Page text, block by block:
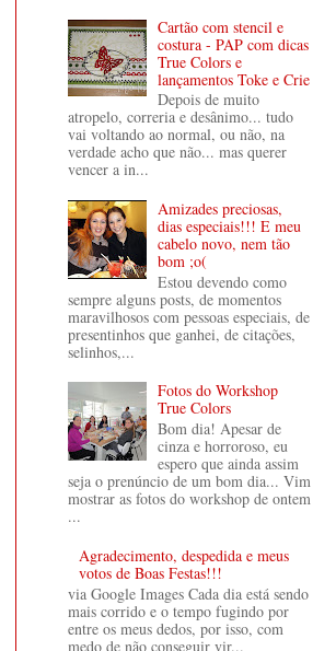
Cartão com stencil e
costura - PAP com dicas
True Colors e
lançamentos Toke e Crie
Depois de muito
atropelo, correria e desânimo... tudo
vai voltando ao normal, ou não, na
verdade acho que não... mas querer
vencer a in...
Amizades preciosas,
dias especiais!!! E meu
cabelo novo, nem tão
bom ;o(
Estou devendo como
sempre alguns posts, de momentos
maravilhosos com pessoas especiais, de
presentinhos que ganhei, de citações,
selinhos,...
Fotos do Workshop
True Colors
Bom dia! Apesar de
cinza e horroroso, eu
espero que ainda assim
seja o prenúncio de um bom dia... Vim
mostrar as fotos do workshop de ontem
...
Agradecimento, despedida e meus
votos de Boas Festas!!!
via Google Images Cada dia está sendo
mais corrido e o tempo fugindo por
entre os meus dedos, por isso, com
medo de não conseguir vir...